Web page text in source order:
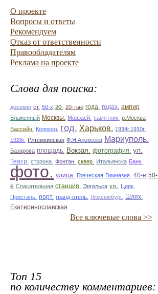
О проекте
Вопросы и ответы
Рекомендуем
Отказ от ответственности
Правообладателям
Реклама на проекте
Слова для поиска:
досекин ст. 50-х 20- 20-тые года. годах. ампир
Блаженный Москвы. Мовзаей. памятник. р.Москва
Бассейн.
Колокол. год. Харьков. 1934г.1910г.
1928г. Рлтёмкинская Ф.Я.Алексеев Мариуполь.
Базарова площадь. Вокзал. фотография. ул.
Театр. сторона. Фонтан. сквер. Итальянска Банк.
фото. улица. Греческая Гимназия. 40-е 50-
е Спасательная станция. Энгельса ул..
Цирк.
Пристань. порт. гранд-отель. Люксембург. Шлях.
Екатеринославская
Все ключевые слова >>
Топ 15
по количеству комментариев: